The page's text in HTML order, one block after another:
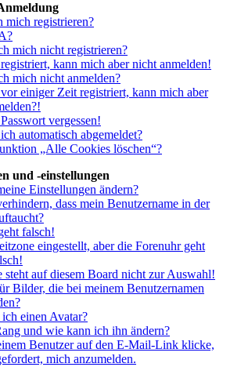
mich registrieren?
mich nicht registrieren?
kann mich aber nicht anmelden!
mich nicht anmelden?
einiger Zeit registriert, kann mich aber
vergessen!
automatisch abgemeldet?
„Alle Cookies löschen“?
und -einstellungen
Einstellungen ändern?
dass mein Benutzername in der
falsch!
eingestellt, aber die Forenuhr geht
steht auf diesem Board nicht zur Auswahl!
Bilder, die bei meinem Benutzernamen
einen Avatar?
und wie kann ich ihn ändern?
Benutzer auf den E-Mail-Link klicke,
mich anzumelden.